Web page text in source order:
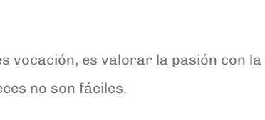
vocación, es valorar la pasión con
no son fáciles.